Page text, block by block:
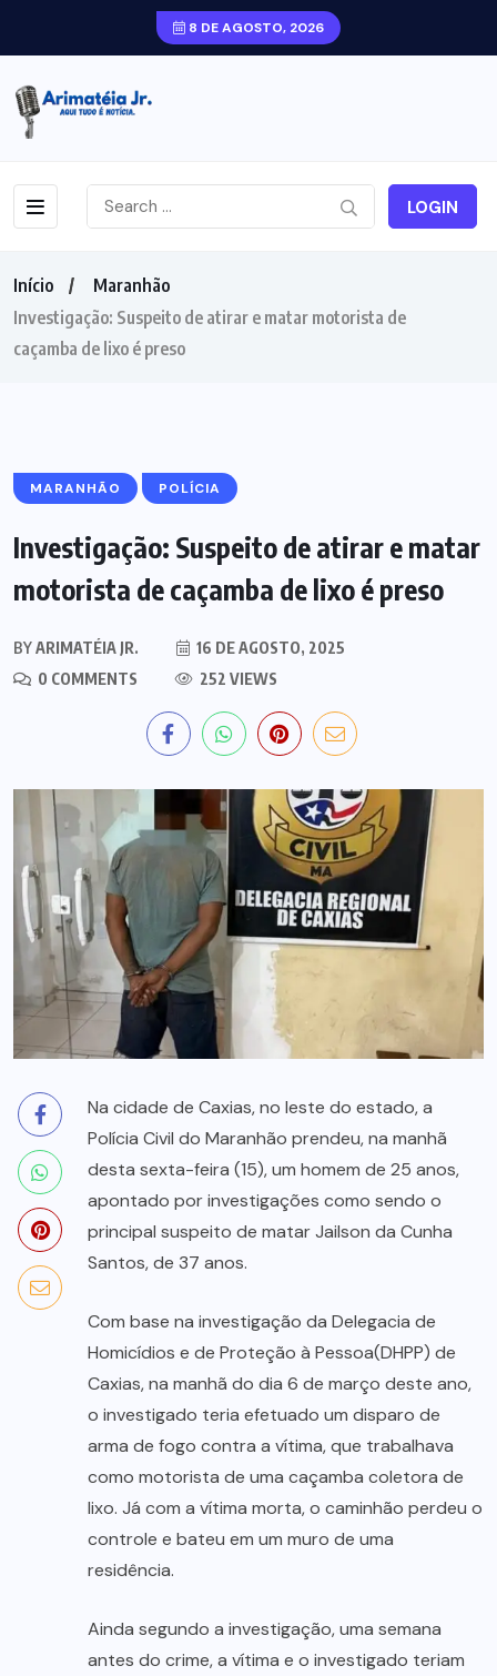
8 DE AGOSTO, 2026
LOGIN
Início
Maranhão
Investigação: Suspeito de atirar e matar motorista de
caçamba de lixo é preso
MARANHÃO POLÍCIA
Investigação: Suspeito de atirar e matar
motorista de caçamba de lixo é preso
BYARIMATÉIA JR.
16 DE AGOSTO, 2025
0 COMMENTS
252 VIEWS
Na cidade de Caxias, no leste do estado, a
Polícia Civil do Maranhão prendeu, na manhã
desta sexta-feira (15), um homem de 25 anos,
apontado por investigações como sendo o
principal suspeito de matar Jailson da Cunha
Santos, de 37 anos.
Com base na investigação da Delegacia de
Homicídios e de Proteção à Pessoa(DHPP) de
Caxias, na manhã do dia 6 de março deste ano,
o investigado teria efetuado um disparo de
arma de fogo contra a vítima, que trabalhava
como motorista de uma caçamba coletora de
lixo. Já com a vítima morta, o caminhão perdeu o
controle e bateu em um muro de uma
residência.
Ainda segundo a investigação, uma semana
antes do crime, a vítima e o investigado teriam